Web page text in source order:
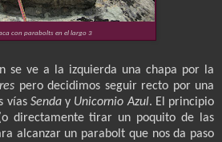
con parabolts en el largo 3
se ve a la izquierda una chapa por la
pero decidimos seguir recto por una
vías Senda y Unicornio Azul. El principio
directamente tirar un poquito de las
alcanzar un parabolt que nos da paso